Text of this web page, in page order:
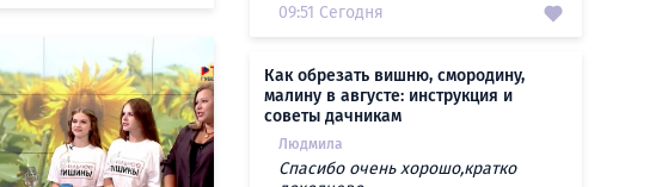
09:51 Сегодня
Как обрезать вишню, смородину,
малину в августе: инструкция и
советы дачникам
Людмила
Спасибо очень хорошо,кратко